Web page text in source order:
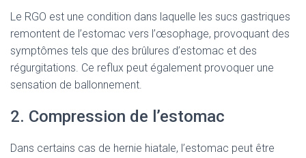
Le RGO est une condition dans laquelle les sucs gastriques
remontent de l’estomac vers l’œsophage, provoquant des
symptômes tels que des brûlures d’estomac et des
régurgitations. Ce reflux peut également provoquer une
sensation de ballonnement.
2. Compression de l’estomac
Dans certains cas de hernie hiatale, l’estomac peut être